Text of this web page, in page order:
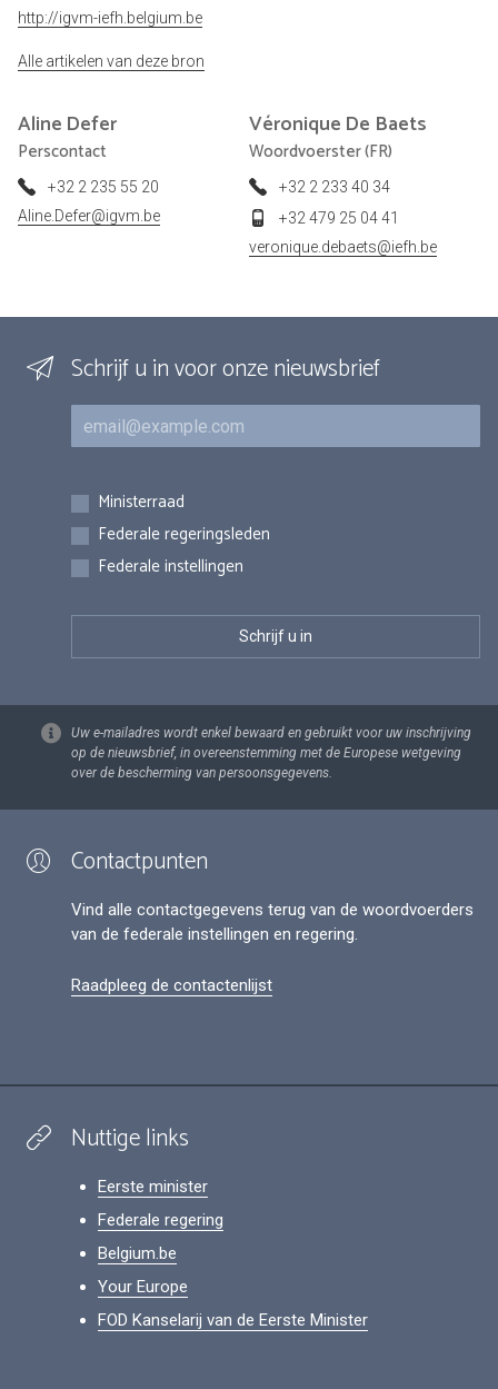
http://igvm-iefh.belgium.be
Alle artikelen van deze bron
Aline Defer
Perscontact
+32 2 235 55 20
Aline.Defer@igvm.be
Véronique De Baets
Woordvoerster (FR)
+32 2 233 40 34
+32 479 25 04 41
veronique.debaets@iefh.be
Schrijf u in voor onze nieuwsbrief
E-mail
Inschrijvingen
Ministerraad
Federale regeringsleden
Federale instellingen
Uw e-mailadres wordt enkel bewaard en gebruikt voor uw inschrijving
op de nieuwsbrief, in overeenstemming met de Europese wetgeving
over de bescherming van persoonsgegevens.
Contactpunten
Vind alle contactgegevens terug van de woordvoerders
van de federale instellingen en regering.
Raadpleeg de contactenlijst
Nuttige links
Eerste minister
Federale regering
Belgium.be
Your Europe
FOD Kanselarij van de Eerste Minister